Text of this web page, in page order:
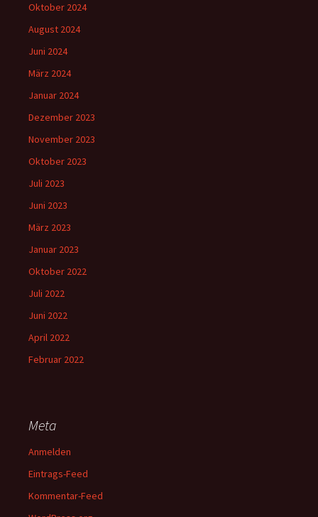
Oktober 2024
August 2024
Juni 2024
März 2024
Januar 2024
Dezember 2023
November 2023
Oktober 2023
Juli 2023
Juni 2023
März 2023
Januar 2023
Oktober 2022
Juli 2022
Juni 2022
April 2022
Februar 2022
Meta
Anmelden
Eintrags-Feed
Kommentar-Feed